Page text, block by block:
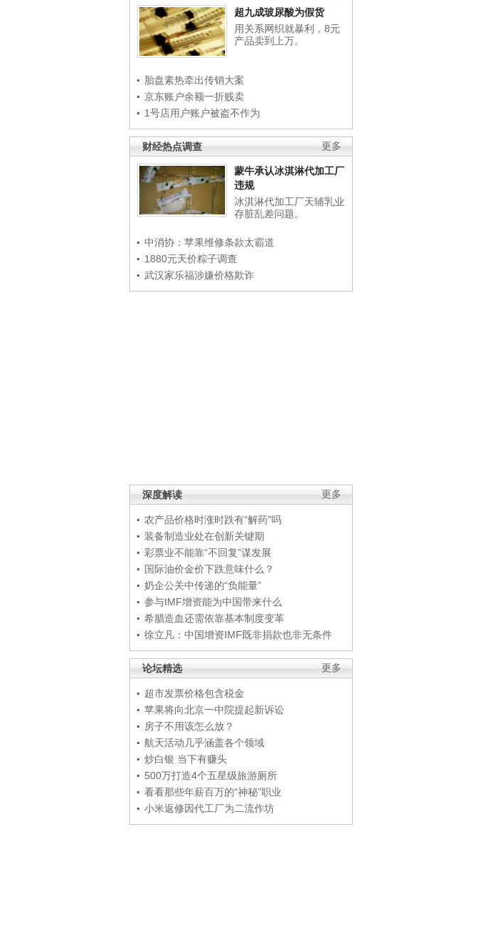
超九成玻尿酸为假货
用关系网织就暴利，8元
产品卖到上万。
胎盘素热牵出传销大案
京东账户余额一折贱卖
1号店用户账户被盗不作为
更多
财经热点调查
蒙牛承认冰淇淋代加工厂
违规
冰淇淋代加工厂天辅乳业
存脏乱差问题。
中消协：苹果维修条款太霸道
1880元天价粽子调查
武汉家乐福涉嫌价格欺诈
更多
深度解读
农产品价格时涨时跌有“解药”吗
装备制造业处在创新关键期
彩票业不能靠“不回复”谋发展
国际油价金价下跌意味什么？
奶企公关中传递的“负能量”
参与IMF增资能为中国带来什么
希腊造血还需依靠基本制度变革
徐立凡：中国增资IMF既非捐款也非无条件
更多
论坛精选
超市发票价格包含税金
苹果将向北京一中院提起新诉讼
房子不用该怎么放？
航天活动几乎涵盖各个领域
炒白银 当下有赚头
500万打造4个五星级旅游厕所
看看那些年薪百万的“神秘”职业
小米返修因代工厂为二流作坊